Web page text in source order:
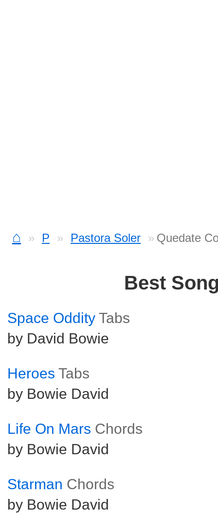
⌂ P Pastora Soler Quedate
Best
Space Oddity Tabs
by David Bowie
Heroes Tabs
by Bowie David
Life On Mars Chords
by Bowie David
Starman Chords
by Bowie David